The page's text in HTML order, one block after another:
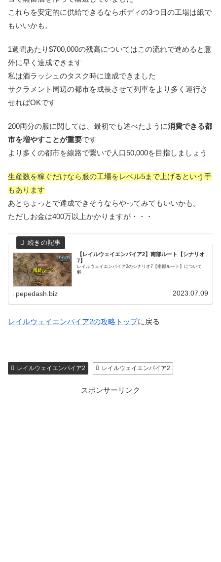
これらを安定的に供給できるならボディの3つ目の工場は紙で
もいいかも。
1週間あたり$700,000の残高についてはこの流れで進めると意
外に早く達成できます
私は酒ラッシュのタスク時に達成できました
サクラメント周辺の都市を成長させて列車をより多く運行さ
せればOKです
200両分の服に関しては、最初でも述べたように消費できる都
市を増やすことが重要です
より多くの都市を線路で繋いで人口50,000を目指しましょう
生産数を稼ぐだけなら服の工場をレベル5まで上げるという手
もあります
あとちょっとで達成できそうならやってみてもいいかも。
ただしお金は400万以上かかりますが・・・
【レイルウェイエンパイア2】南部ルート【シナリオ
7】
レイルウェイエンパイア2のシナリオ7【南部ルート】について
解...
pepedash.biz 2023.07.09
レイルウェイエンパイア2の攻略トップに戻る
レイルウェイエンパイア2 レイルウェイエンパイア2
スポンサーリンク